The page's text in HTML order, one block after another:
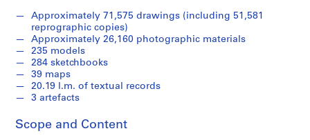
,
1
9
4
8
-
0
Approximately 71,575 drawings (including 51,581
reprographic copies)
Approximately 26,160 photographic materials
235 models
284 sketchbooks
39 maps
20.19 l.m. of textual records
3 artefacts
Scope and Content